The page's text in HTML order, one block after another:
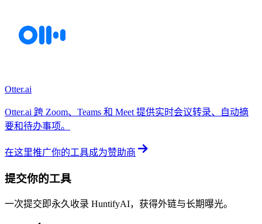
Otter.ai
Otter.ai 跨 Zoom、Teams 和 Meet 提供实时会议转录、自动摘
要和待办事项。
在这里推广你的工具成为赞助商
提交你的工具
一次提交即永久收录 HuntifyAI，获得外链与长期曝光。